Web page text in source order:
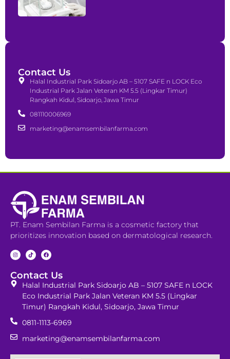
Contact Us
Halal Industrial Park Sidoarjo AB – 5107 SAFE n LOCK Eco
Industrial Park Jalan Veteran KM 5.5 (Lingkar Timur)
Rangkah Kidul, Sidoarjo, Jawa Timur
081110006969
marketing@enamsembilanfarma.com
PT. Enam Sembilan Farma is a cosmetic factory that
prioritizes innovation based on dermatological research.
Contact Us
Halal Industrial Park Sidoarjo AB – 5107 SAFE n LOCK
Eco Industrial Park Jalan Veteran KM 5.5 (Lingkar
Timur) Rangkah Kidul, Sidoarjo, Jawa Timur
0811-1113-6969
marketing@enamsembilanfarma.com